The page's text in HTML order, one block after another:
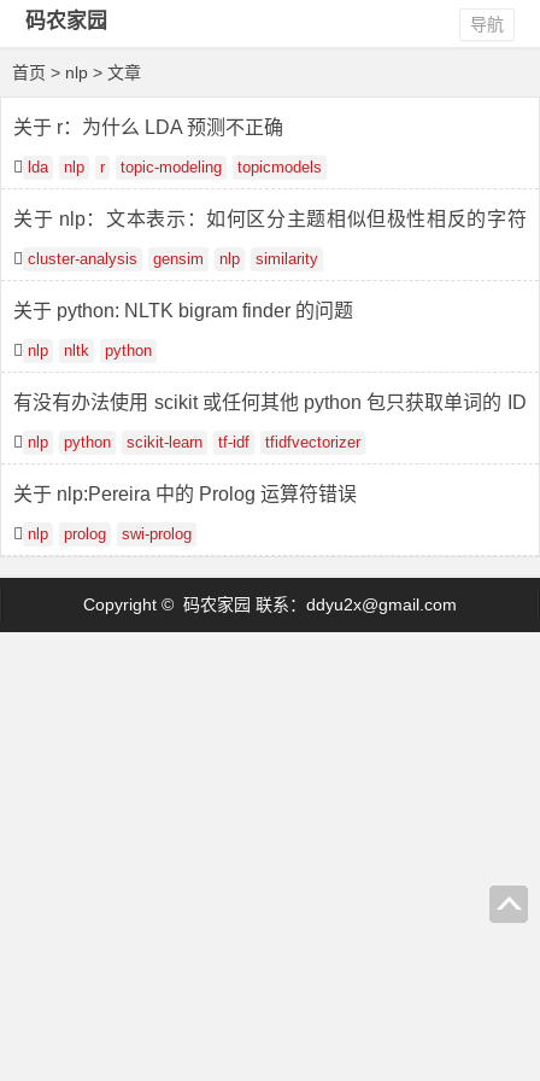
码农家园 导航
首页 > nlp > 文章
关于 r：为什么 LDA 预测不正确
lda nlp r topic-modeling topicmodels
关于 nlp：文本表示：如何区分主题相似但极性相反的字符
串？
cluster-analysis gensim nlp similarity
关于 python: NLTK bigram finder 的问题
nlp nltk python
有没有办法使用 scikit 或任何其他 python 包只获取单词的 ID
F 值？
nlp python scikit-learn tf-idf tfidfvectorizer
关于 nlp:Pereira 中的 Prolog 运算符错误
nlp prolog swi-prolog
Copyright © 码农家园 联系： ddyu2x@gmail.com